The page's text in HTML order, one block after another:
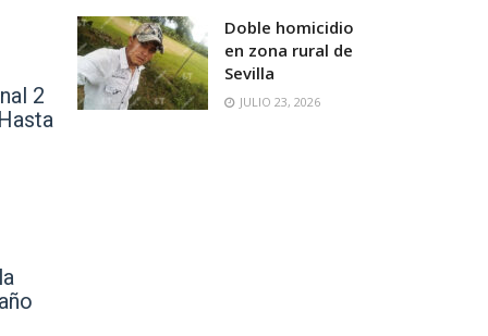
2
Doble homicidio
en zona rural de
Sevilla
JULIO 23, 2026